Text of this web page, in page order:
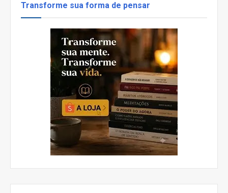
Transforme sua forma de pensar